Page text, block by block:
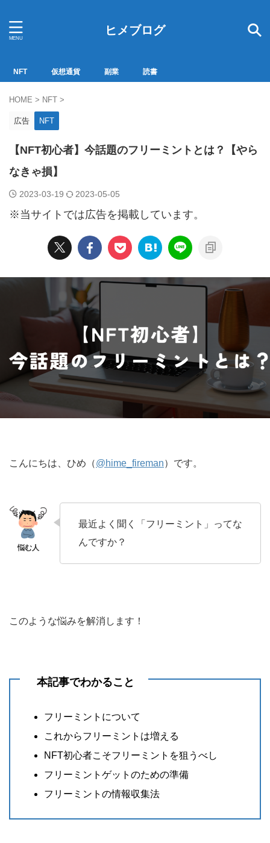
ヒメブログ
NFT 仮想通貨 副業 読書
HOME > NFT >
広告 NFT
【NFT初心者】今話題のフリーミントとは？【やら
なきゃ損】
2023-03-19 2023-05-05
※当サイトでは広告を掲載しています。
こんにちは、ひめ（@hime_fireman）です。
最近よく聞く「フリーミント」ってな
んですか？
このような悩みを解消します！
本記事でわかること
フリーミントについて
これからフリーミントは増える
NFT初心者こそフリーミントを狙うべし
フリーミントゲットのための準備
フリーミントの情報収集法